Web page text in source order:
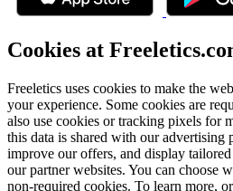
Cookies at
Freeletics uses cookies to make the
your experience. Some cookies are
also use cookies or tracking pixels for
this data is shared with our advertising
improve our offers, and display
our partner websites. You can choose
non-required cookies. To learn more,